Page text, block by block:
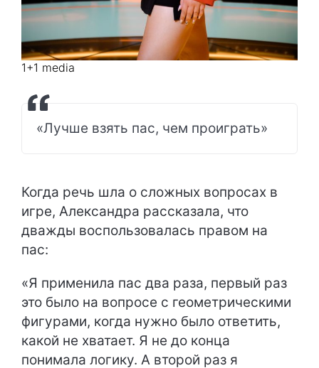
1+1 media
«Лучше взять пас, чем проиграть»
Когда речь шла о сложных вопросах в
игре, Александра рассказала, что
дважды воспользовалась правом на
пас:
«Я применила пас два раза, первый раз
это было на вопросе с геометрическими
фигурами, когда нужно было ответить,
какой не хватает. Я не до конца
понимала логику. А второй раз я